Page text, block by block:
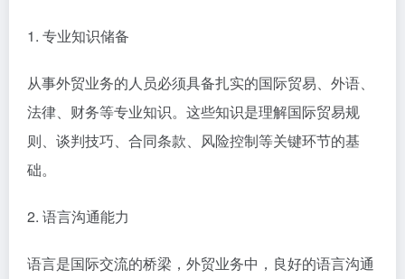
1. 专业知识储备
从事外贸业务的人员必须具备扎实的国际贸易、外语、
法律、财务等专业知识。这些知识是理解国际贸易规
则、谈判技巧、合同条款、风险控制等关键环节的基
础。
2. 语言沟通能力
语言是国际交流的桥梁，外贸业务中，良好的语言沟通